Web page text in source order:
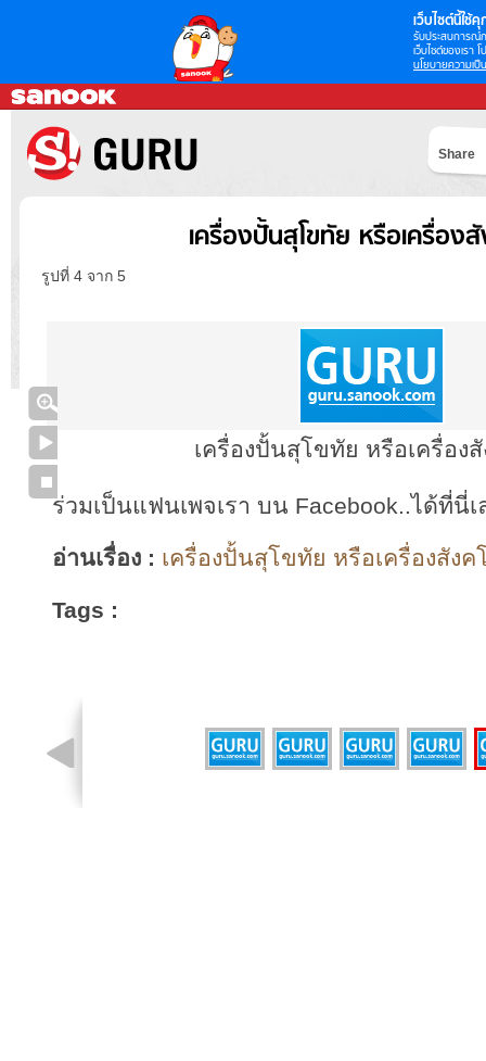
เว็บไซต์นี้ใช้คุ
รับประสบการณ์
เว็บไซต์ของเรา
นโยบายความเป็
Share
เครื่องปั้นสุโขทัย หรือเครื่อง
รูปที่ 4 จาก 5
เครื่องปั้นสุโขทัย หรือเครื่อง
ร่วมเป็นแฟนเพจเรา บน Facebook..ได้ที่นี่เ
อ่านเรื่อง : เครื่องปั้นสุโขทัย หรือเครื่องสัง
Tags :